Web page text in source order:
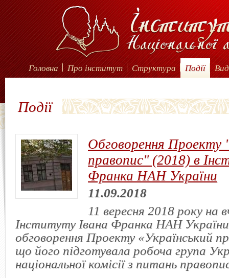
Головна Про інститут Структура Події
Події
Обговорення Проекту
правопис" (2018) в
Франка НАН України
11.09.2018
11 вересня 2018 року на
Інституту Івана Франка НАН України
обговорення Проекту «Український
що його підготувала робоча група
національної комісії з питань